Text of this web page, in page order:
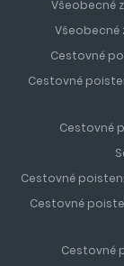
Všeobecné
Všeobecné
Cestovné
Cestovné
Cestovné
Cestovné
Cestovné
Cestovné